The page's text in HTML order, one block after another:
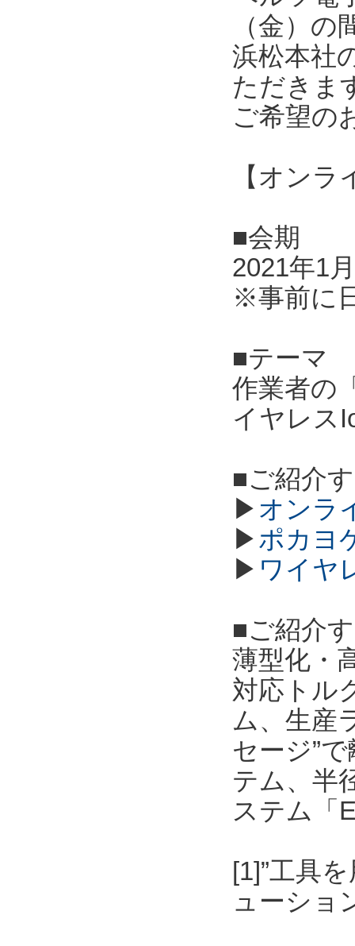
（金）
浜松本社
ただきま
ご希望の
【オン
■会期
2021年1
※事前に
■テーマ
作業者の
イヤレス
■ご紹介
▶ オンラ
▶ポカヨ
▶ ワイヤ
■ご紹介
薄型化・
対応トル
ム、生産
セージ”
テム、半
ステム「
[1]”工具
ューショ